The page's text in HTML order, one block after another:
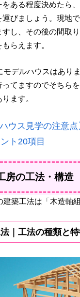
ある程度決めたら
運びましょう。現地
すし、その後の間取
らえます。
モデルハウスはあり
てますのでそちら
ます。
ウス見学の注意
ト20項目
房の工法・構造
築工法は「木造軸
｜工法の種類と